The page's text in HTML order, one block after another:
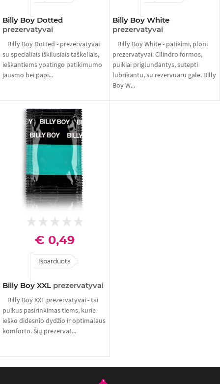
Billy Boy Dotted
prezervatyvai
Billy Boy Dotted - prezervatyvai
su specialiais iškilusiais taškeliais,
ieškantiems ypatingo patikimumo
jausmo bei papi...
Billy Boy White
prezervatyvai
Billy Boy White - patikimi, ploni
prezervatyvai. Cilindro formos,
puikiai priglundantys, sutepti
lubrikantu, su rezervuaru gale. Billy
Boy W...
Billy Boy XXL prezervatyvai
€ 0,49
Išparduota
Billy Boy XXL prezervatyvai - tai
puikus pasirinkimas tiems, kurie
ieško didesnio dydžio ir optimalaus
komforto. Šių prezervat...